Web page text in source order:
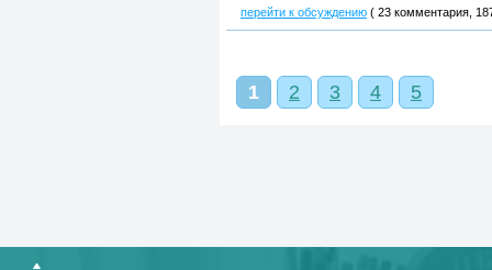
перейти к обсуждению ( 23 комментария,
1 2 3 4 5